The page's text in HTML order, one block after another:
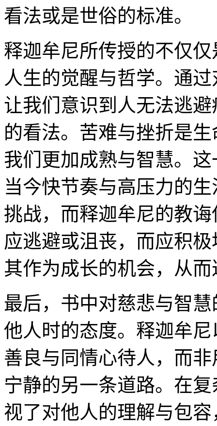
看法或是世俗的标准。
释迦牟尼所传授的不仅
人生的觉醒与哲学。通
让我们意识到人无法逃
的看法。苦难与挫折是
我们更加成熟与智慧。
当今快节奏与高压力的
挑战，而释迦牟尼的教
应逃避或沮丧，而应积
其作为成长的机会，从
最后，书中对慈悲与智
他人时的态度。释迦牟
善良与同情心待人，而
宁静的另一条道路。在
视了对他人的理解与包